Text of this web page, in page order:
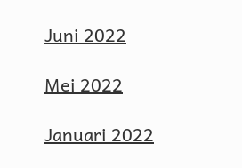
Juni 2022
Mei 2022
Januari 2022